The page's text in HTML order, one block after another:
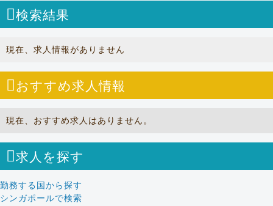
検索結果
現在、求人情報がありません
おすすめ求人情報
現在、おすすめ求人はありません。
求人を探す
勤務する国から探す
シンガポールで検索